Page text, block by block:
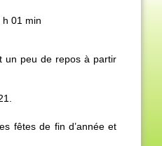
légumes
01 min
un peu de repos à partir
fêtes de fin d’année et